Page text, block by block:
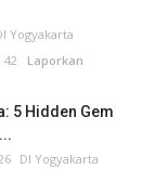
Yogyakarta
42 Laporkan
5 Hidden Gem
DI Yogyakarta